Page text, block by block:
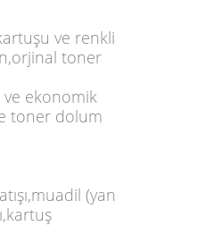
ve renkli
orjinal toner
ve ekonomik
toner dolum
(yan